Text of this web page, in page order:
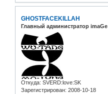
GHOSTFACEKILLAH
Главный администратор imaGe
Откуда: SVERD:love:SK
Зарегистрирован: 2008-10-18